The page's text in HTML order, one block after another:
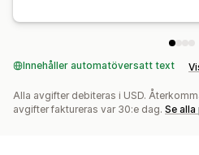
Innehåller automatöversatt text
Alla avgifter debiteras i USD.
avgifter faktureras var 30:e dag. Se